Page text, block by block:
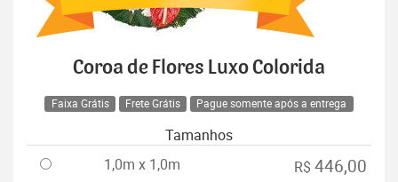
Coroa de Flores Luxo Colorida
Faixa Grátis Frete Grátis Pague somente após a entrega
Tamanhos
1,0m x 1,0m
R$ 446,00